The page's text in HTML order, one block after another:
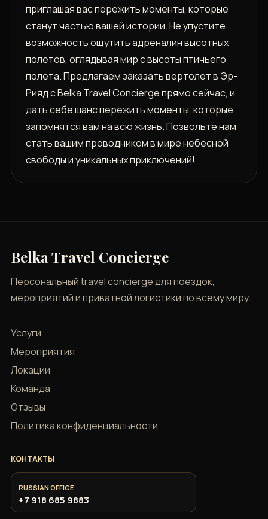
приглашая вас пережить моменты, которые
станут частью вашей истории. Не упустите
возможность ощутить адреналин высотных
полетов, оглядывая мир с высоты птичьего
полета. Предлагаем заказать вертолет в Эр-
Рияд с Belka Travel Concierge прямо сейчас, и
дать себе шанс пережить моменты, которые
запомнятся вам на всю жизнь. Позвольте нам
стать вашим проводником в мире небесной
свободы и уникальных приключений!
Belka Travel Concierge
Персональный travel concierge для поездок,
мероприятий и приватной логистики по всему миру.
Услуги
Мероприятия
Локации
Команда
Отзывы
Политика конфиденциальности
КОНТАКТЫ
RUSSIAN OFFICE
+7 918 685 9883